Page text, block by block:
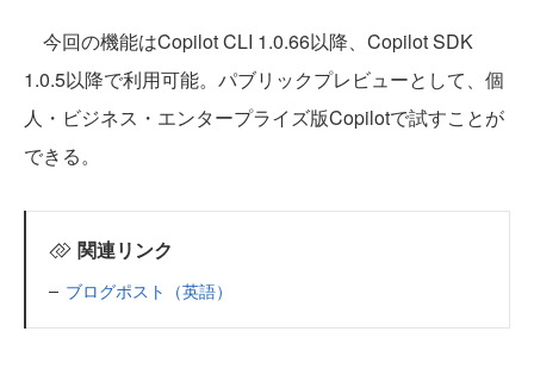
今回の機能はCopilot CLI 1.0.66以降、Copilot SDK
1.0.5以降で利用可能。パブリックプレビューとして、個
人・ビジネス・エンタープライズ版Copilotで試すことが
できる。
関連リンク
ブログポスト（英語）